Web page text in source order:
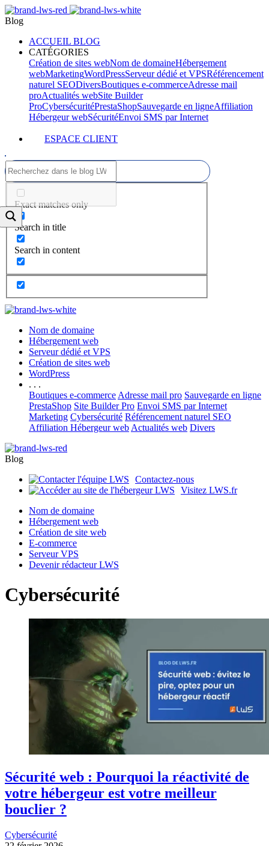
Blog
ACCUEIL BLOG
CATÉGORIES
Création de sites webNom de domaineHébergement
webMarketingWordPressServeur dédié et VPSRéférencement
naturel SEODiversBoutiques e-commerceAdresse mail
proActualités webSite Builder
ProCybersécuritéPrestaShopSauvegarde en ligneAffiliation
Hébergeur webSécuritéEnvoi SMS par Internet
ESPACE CLIENT
Exact matches only
Search in title
Search in content
Nom de domaine
Hébergement web
Serveur dédié et VPS
Création de sites web
WordPress
. . .
Boutiques e-commerce Adresse mail pro Sauvegarde en ligne
PrestaShop Site Builder Pro Envoi SMS par Internet
Marketing Cybersécurité Référencement naturel SEO
Affiliation Hébergeur web Actualités web Divers
Blog
Contactez-nous
Visitez LWS.fr
Nom de domaine
Hébergement web
Création de site web
E-commerce
Serveur VPS
Devenir rédacteur LWS
Cybersécurité
Sécurité web : Pourquoi la réactivité de
votre hébergeur est votre meilleur
bouclier ?
Cybersécurité